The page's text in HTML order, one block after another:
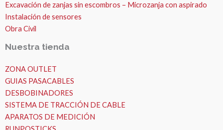
Excavación de zanjas sin escombros – Microzanja con aspirado
Instalación de sensores
Obra Civil
Nuestra tienda
ZONA OUTLET
GUIAS PASACABLES
DESBOBINADORES
SISTEMA DE TRACCIÓN DE CABLE
APARATOS DE MEDICIÓN